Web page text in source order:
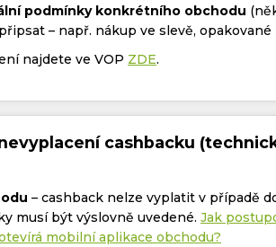
podmínky konkrétního obchodu
– např. nákup ve slevě, opakované
najdete ve VOP ZDE.
cashbacku
– cashback nelze vyplatit v případě
musí být výslovně uvedené. Jak
mobilní aplikace obchodu?